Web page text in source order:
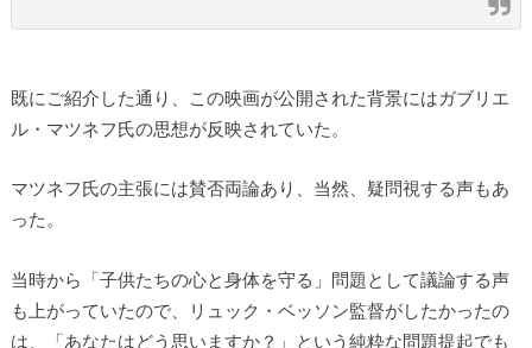
既にご紹介した通り、この映画が公開された背景にはガブリエ
ル・マツネフ氏の思想が反映されていた。
マツネフ氏の主張には賛否両論あり、当然、疑問視する声もあ
った。
当時から「子供たちの心と身体を守る」問題として議論する声
も上がっていたので、リュック・ベッソン監督がしたかったの
は、「あなたはどう思いますか？」という純粋な問題提起でも